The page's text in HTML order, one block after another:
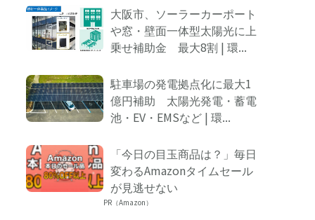
大阪市、ソーラーカーポート
や窓・壁面一体型太陽光に上
乗せ補助金 最大8割 | 環...
駐車場の発電拠点化に最大1
億円補助 太陽光発電・蓄電
池・EV・EMSなど | 環...
「今日の目玉商品は？」毎日
変わるAmazonタイムセール
が見逃せない
PR（Amazon）